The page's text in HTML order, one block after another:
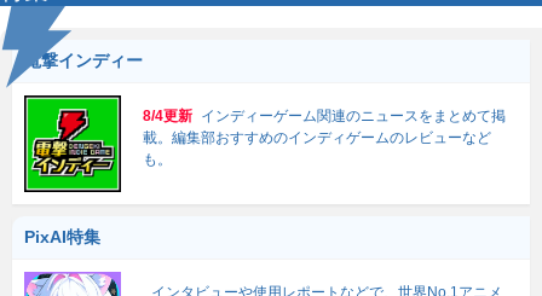
電撃インディー
8/4更新 インディーゲーム関連のニュースをまとめて掲
載。編集部おすすめのインディゲームのレビューなど
も。
PixAI特集
インタビューや使用レポートなどで、世界No.1アニメ